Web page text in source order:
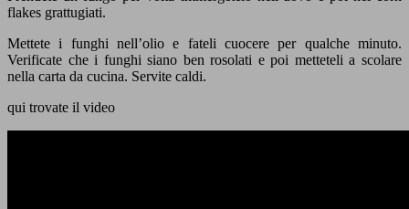
flakes grattugiati.
Mettete i funghi nell’olio e fateli cuocere per qualche minuto.
Verificate che i funghi siano ben rosolati e poi metteteli a scolare
nella carta da cucina. Servite caldi.
qui trovate il video